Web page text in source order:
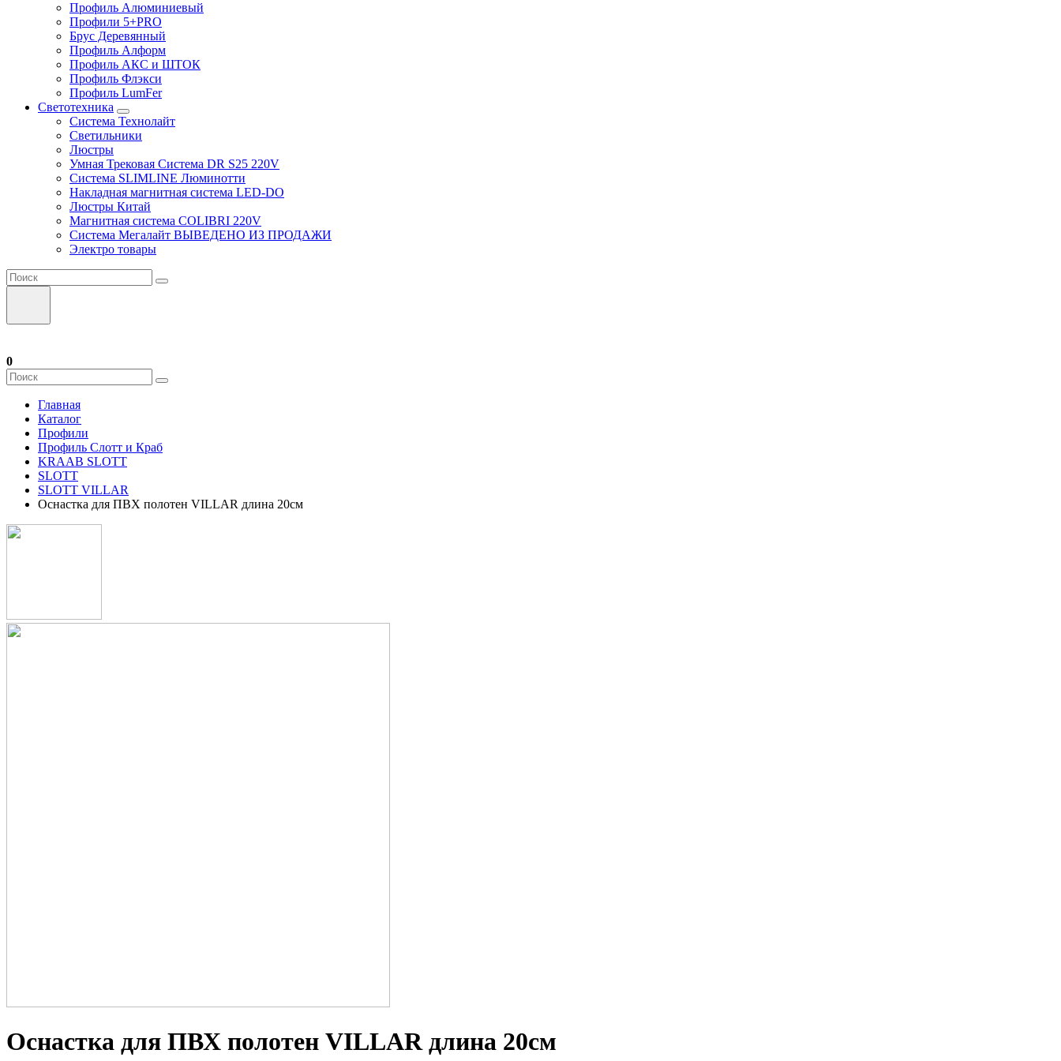
Профиль Алюминиевый
Профили 5+PRO
Брус Деревянный
Профиль Алформ
Профиль АКС и ШТОК
Профиль Флэкси
Профиль LumFer
Светотехника
Система Технолайт
Светильники
Люстры
Умная Трековая Система DR S25 220V
Система SLIMLINE Люминотти
Накладная магнитная система LED-DO
Люстры Китай
Магнитная система COLIBRI 220V
Система Мегалайт ВЫВЕДЕНО ИЗ ПРОДАЖИ
Электро товары
0
Главная
Каталог
Профили
Профиль Слотт и Краб
KRAAB SLOTT
SLOTT
SLOTT VILLAR
Оснастка для ПВХ полотен VILLAR длина 20см
Оснастка для ПВХ полотен VILLAR длина 20см